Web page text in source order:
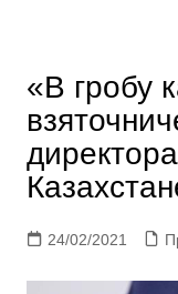
«В гробу
24/02/2021